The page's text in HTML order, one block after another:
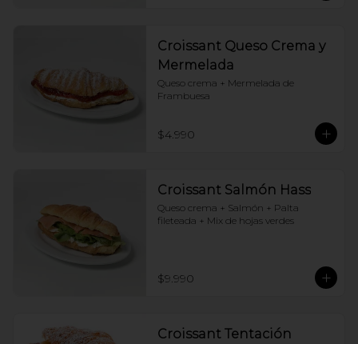
Croissant Queso Crema y
Mermelada
Queso crema + Mermelada de
Frambuesa
$4.990
Croissant Salmón Hass
Queso crema + Salmón + Palta
fileteada + Mix de hojas verdes
$9.990
Croissant Tentación